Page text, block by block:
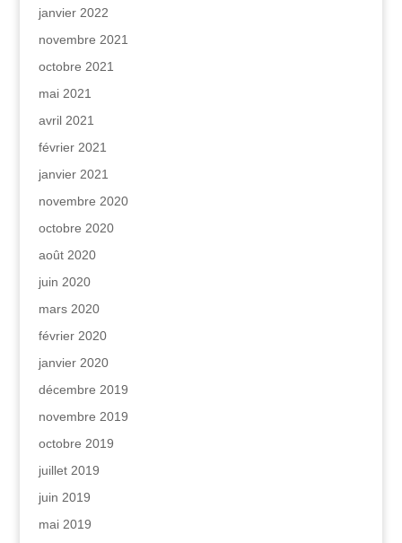
janvier 2022
novembre 2021
octobre 2021
mai 2021
avril 2021
février 2021
janvier 2021
novembre 2020
octobre 2020
août 2020
juin 2020
mars 2020
février 2020
janvier 2020
décembre 2019
novembre 2019
octobre 2019
juillet 2019
juin 2019
mai 2019